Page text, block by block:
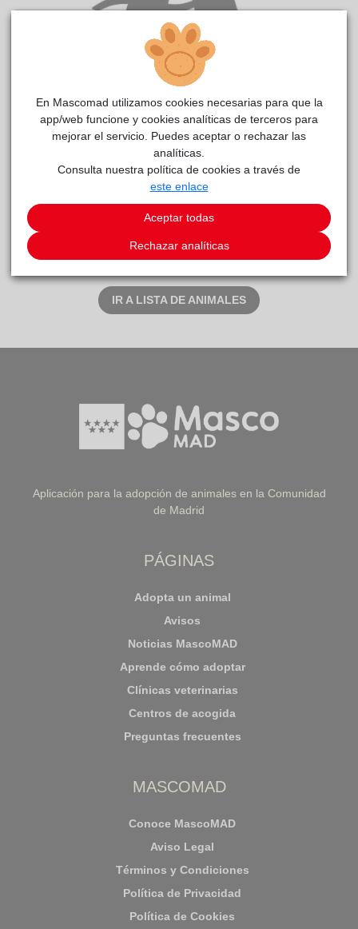
GORDO reside actualmente en el centro de acogida
CIMPA Alcalá de Henares .
COMENTARIOS
Corto. Sí. Sí.
Este animal ha recibido 2 solicitudes de adopción
IR A LISTA DE ANIMALES
Aplicación para la adopción de animales en la Comunidad
de Madrid
PÁGINAS
Adopta un animal
Avisos
Noticias MascoMAD
Aprende cómo adoptar
Clínicas veterinarias
Centros de acogida
Preguntas frecuentes
MASCOMAD
Conoce MascoMAD
Aviso Legal
Términos y Condiciones
Política de Privacidad
Política de Cookies
En Mascomad utilizamos cookies necesarias para que la
app/web funcione y cookies analíticas de terceros para
mejorar el servicio. Puedes aceptar o rechazar las
analíticas.
Consulta nuestra política de cookies a través de
este enlace
Aceptar todas
Rechazar analíticas